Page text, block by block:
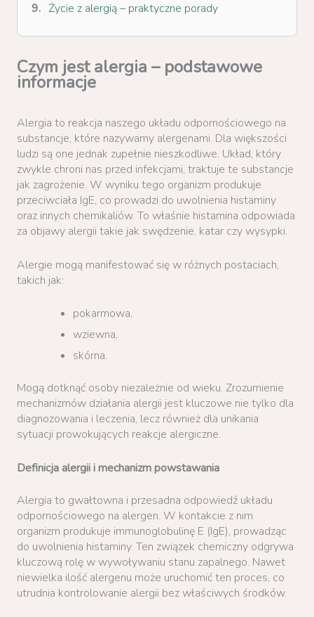
Życie z alergią – praktyczne porady
Czym jest alergia – podstawowe
informacje
Alergia to reakcja naszego układu odpornościowego na
substancje, które nazywamy alergenami. Dla większości
ludzi są one jednak zupełnie nieszkodliwe. Układ, który
zwykle chroni nas przed infekcjami, traktuje te substancje
jak zagrożenie. W wyniku tego organizm produkuje
przeciwciała IgE, co prowadzi do uwolnienia histaminy
oraz innych chemikaliów. To właśnie histamina odpowiada
za objawy alergii takie jak swędzenie, katar czy wysypki.
Alergie mogą manifestować się w różnych postaciach,
takich jak:
pokarmowa,
wziewna,
skórna.
Mogą dotknąć osoby niezależnie od wieku. Zrozumienie
mechanizmów działania alergii jest kluczowe nie tylko dla
diagnozowania i leczenia, lecz również dla unikania
sytuacji prowokujących reakcje alergiczne.
Definicja alergii i mechanizm powstawania
Alergia to gwałtowna i przesadna odpowiedź układu
odpornościowego na alergen. W kontakcie z nim
organizm produkuje immunoglobulinę E (IgE), prowadząc
do uwolnienia histaminy. Ten związek chemiczny odgrywa
kluczową rolę w wywoływaniu stanu zapalnego. Nawet
niewielka ilość alergenu może uruchomić ten proces, co
utrudnia kontrolowanie alergii bez właściwych środków.